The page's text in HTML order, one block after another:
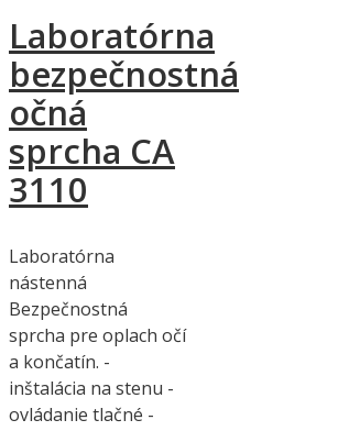
Laboratórna
bezpečnostná
očná
sprcha CA
3110
Laboratórna
nástenná
Bezpečnostná
sprcha pre oplach očí
a končatín. -
inštalácia na stenu -
ovládanie tlačné -